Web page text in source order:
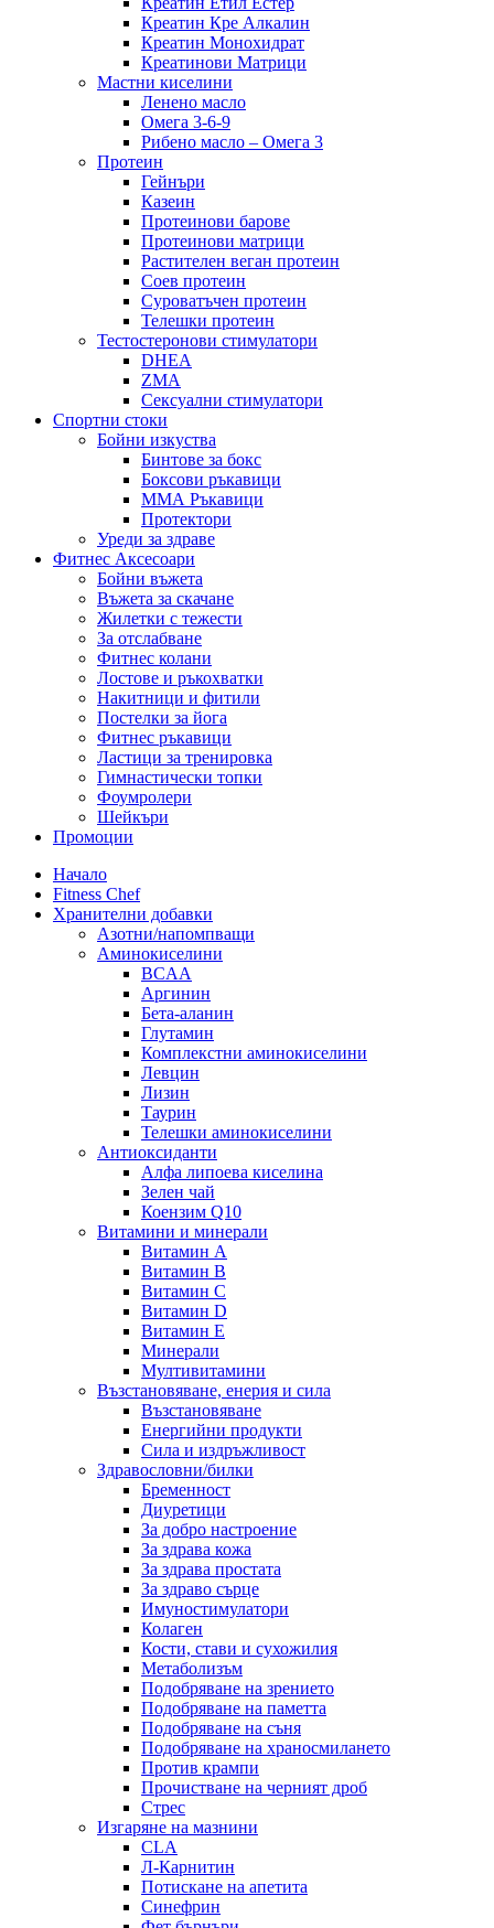
Креатин Кре Алкалин
Креатин Монохидрат
Креатинови Матрици
Мастни киселини
Ленено масло
Омега 3-6-9
Рибено масло – Омега 3
Протеин
Гейнъри
Казеин
Протеинови барове
Протеинови матрици
Растителен веган протеин
Соев протеин
Суроватъчен протеин
Телешки протеин
Тестостеронови стимулатори
DHEA
ZMA
Сексуални стимулатори
Спортни стоки
Бойни изкуства
Бинтове за бокс
Боксови ръкавици
ММА Ръкавици
Протектори
Уреди за здраве
Фитнес Аксесоари
Бойни въжета
Въжета за скачане
Жилетки с тежести
За отслабване
Фитнес колани
Лостове и ръкохватки
Накитници и фитили
Постелки за йога
Фитнес ръкавици
Ластици за тренировка
Гимнастически топки
Фоумролери
Шейкъри
Промоции
Начало
Fitness Chef
Хранителни добавки
Азотни/напомпващи
Аминокиселини
BCAA
Аргинин
Бета-аланин
Глутамин
Комплекстни аминокиселини
Левцин
Лизин
Таурин
Телешки аминокиселини
Антиоксиданти
Алфа липоева киселина
Зелен чай
Коензим Q10
Витамини и минерали
Витамин А
Витамин B
Витамин C
Витамин D
Витамин E
Минерали
Мултивитамини
Възстановяване, енерия и сила
Възстановяване
Енергийни продукти
Сила и издръжливост
Здравословни/билки
Бременност
Диуретици
За добро настроение
За здрава кожа
За здрава простата
За здраво сърце
Имуностимулатори
Колаген
Кости, стави и сухожилия
Метаболизъм
Подобряване на зрението
Подобряване на паметта
Подобряване на съня
Подобряване на храносмилането
Против крампи
Прочистване на черният дроб
Стрес
Изгаряне на мазнини
CLA
Л-Карнитин
Потискане на апетита
Синефрин